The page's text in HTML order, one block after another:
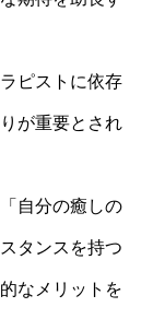
ピストに依存
が重要とされ
自分の癒しの
タンスを持つ
なメリットを